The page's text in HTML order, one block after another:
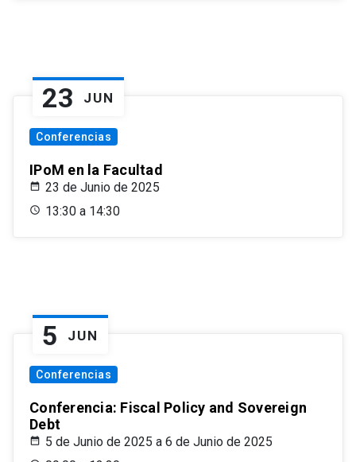
23 JUN
Conferencias
IPoM en la Facultad
23 de Junio de 2025
13:30 a 14:30
5 JUN
Conferencias
Conferencia: Fiscal Policy and Sovereign
Debt
5 de Junio de 2025 a 6 de Junio de 2025